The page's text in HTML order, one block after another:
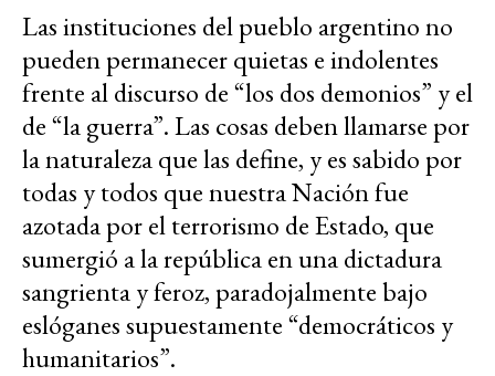
Las instituciones del pueblo argentino no
pueden permanecer quietas e indolentes
frente al discurso de “los dos demonios” y el
de “la guerra”. Las cosas deben llamarse por
la naturaleza que las define, y es sabido por
todas y todos que nuestra Nación fue
azotada por el terrorismo de Estado, que
sumergió a la república en una dictadura
sangrienta y feroz, paradojalmente bajo
eslóganes supuestamente “democráticos y
humanitarios”.